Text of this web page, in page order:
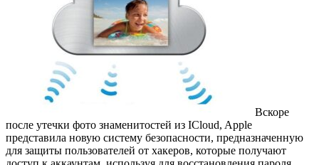
Вскоре
после утечки фото знаменитостей из ICloud, Apple
представила новую систему безопасности, предназначенную
для защиты пользователей от хакеров, которые получают